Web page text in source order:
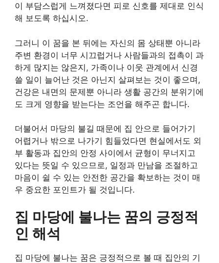
이 부담스럽게 느껴졌다면 피로 신호를 제대로 인식
해 보도록 하십시오.
그러니 이 꿈을 본 뒤에는 자신의 몸 상태뿐 아니라
주변 환경이 너무 시끄럽거나 사람들과의 접촉이 과
하게 많지는 않은지, 가족이나 이웃 관계에서 신경
쓸 일이 늘어난 것은 아닌지 살펴보는 것이 좋으며,
건강은 내면의 문제뿐 아니라 생활 공간의 분위기에
도 크게 영향을 받는다는 조언을 해주곤 합니다.
더불어서 마당의 불길 때문에 집 안으로 들어가기
어렵거나 밖으로 나가기 힘들었다면 현실에서도 외
부 활동과 집안의 안정 사이에서 균형이 무너지고
있다는 뜻일 수 있으므로, 일정과 만남을 조절하고
마음이 쉴 수 있는 안전한 공간을 확보하는 것이 매
우 중요한 포인트가 될 것입니다.
집 마당에 불나는 꿈의 긍정적
인 해석
집 마당에 불나는 꿈은 긍정적으로 볼 때 집안의 기